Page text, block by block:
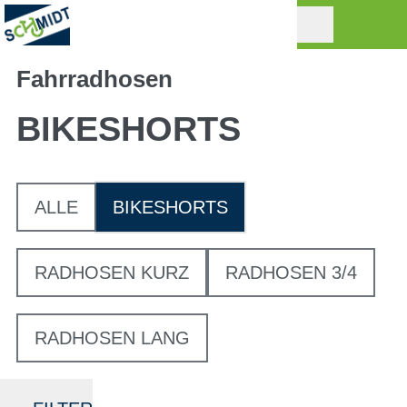
Fahrradhosen
BIKESHORTS
ALLE BIKESHORTS
RADHOSEN KURZ RADHOSEN 3/4
RADHOSEN LANG